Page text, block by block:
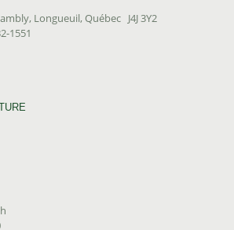
Longueuil, Québec J4J 3Y2
1551